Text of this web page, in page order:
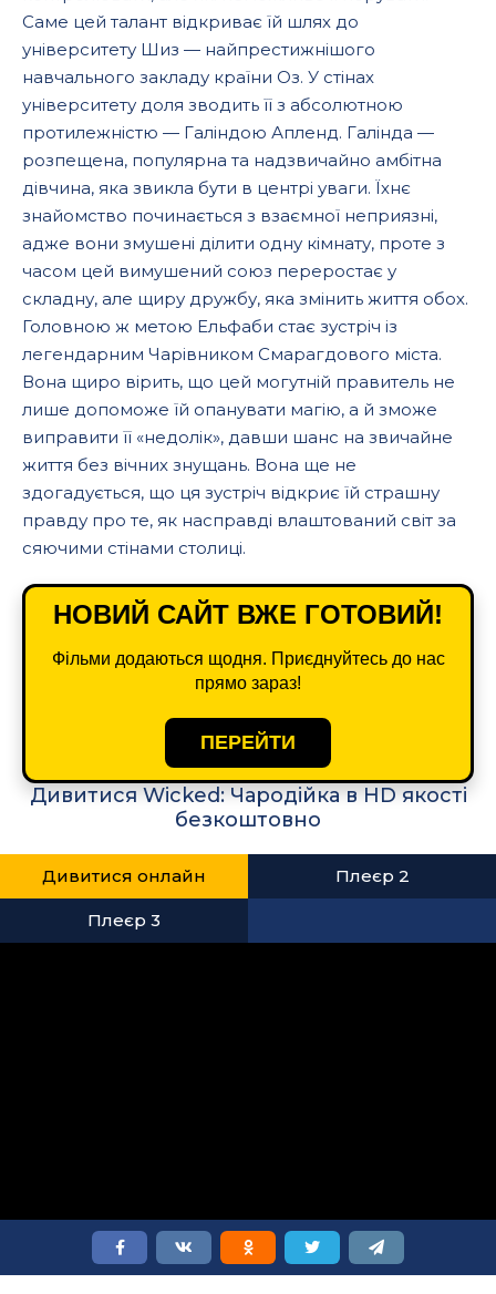
Саме цей талант відкриває їй шлях до
університету Шиз — найпрестижнішого
навчального закладу країни Оз. У стінах
університету доля зводить її з абсолютною
протилежністю — Галіндою Апленд. Галінда —
розпещена, популярна та надзвичайно амбітна
дівчина, яка звикла бути в центрі уваги. Їхнє
знайомство починається з взаємної неприязні,
адже вони змушені ділити одну кімнату, проте з
часом цей вимушений союз переростає у
складну, але щиру дружбу, яка змінить життя обох.
Головною ж метою Ельфаби стає зустріч із
легендарним Чарівником Смарагдового міста.
Вона щиро вірить, що цей могутній правитель не
лише допоможе їй опанувати магію, а й зможе
виправити її «недолік», давши шанс на звичайне
життя без вічних знущань. Вона ще не
здогадується, що ця зустріч відкриє їй страшну
правду про те, як насправді влаштований світ за
сяючими стінами столиці.
НОВИЙ САЙТ ВЖЕ ГОТОВИЙ!
Фільми додаються щодня. Приєднуйтесь до нас
прямо зараз!
ПЕРЕЙТИ
Дивитися Wicked: Чародійка в HD якості
безкоштовно
Дивитися онлайн Плеєр 2
Плеєр 3